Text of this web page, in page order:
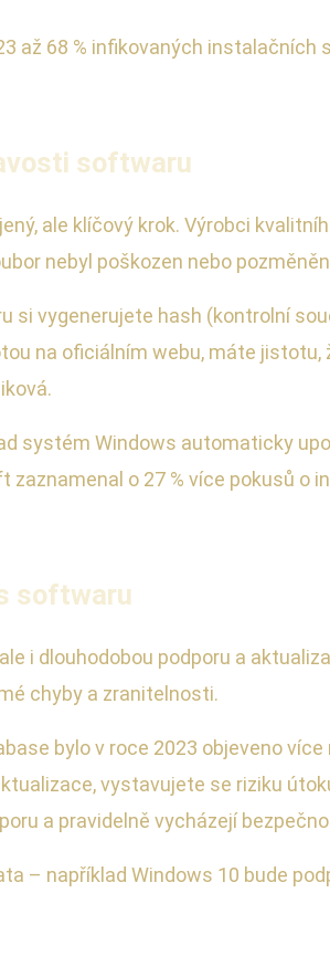
až 68 % infikovaných
softwaru
ale klíčový krok. Výrobci
nebyl poškozen nebo
si vygenerujete hash (kontrolní
na oficiálním webu, máte jistotu,
systém Windows automaticky
o 27 % více pokusů o
softwaru
i dlouhodobou podporu a
chyby a zranitelnosti.
bylo v roce 2023 objeveno
vystavujete se riziku
a pravidelně vycházejí
– například Windows 10 bude